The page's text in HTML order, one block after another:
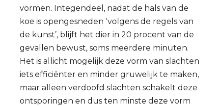
vormen. Integendeel, nadat de hals van de
koe is opengesneden ‘volgens de regels van
de kunst’, blijft het dier in 20 procent van de
gevallen bewust, soms meerdere minuten.
Het is allicht mogelijk deze vorm van slachten
iets efficiënter en minder gruwelijk te maken,
maar alleen verdoofd slachten schakelt deze
ontsporingen en dus ten minste deze vorm